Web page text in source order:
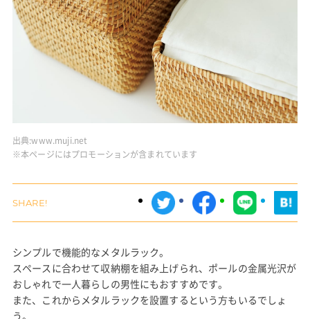
出典:www.muji.net
※本ページにはプロモーションが含まれています
シンプルで機能的なメタルラック。
スペースに合わせて収納棚を組み上げられ、ポールの金属光沢が
おしゃれで一人暮らしの男性にもおすすめです。
また、これからメタルラックを設置するという方もいるでしょ
う。